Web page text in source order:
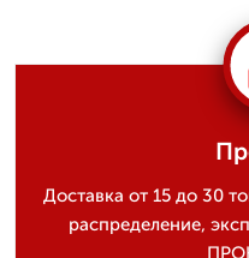
Доставка от 15 до 30
распределение,